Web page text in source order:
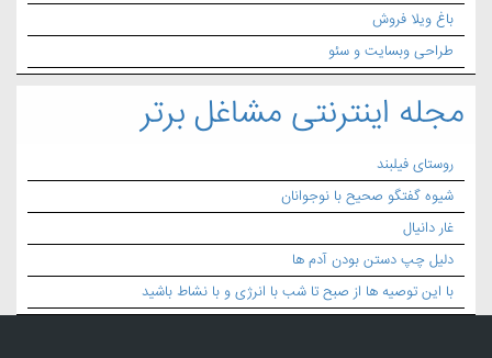
باغ ویلا فروش
طراحی وبسایت و سئو
مجله اینترنتی مشاغل برتر
روستای فیلبند
شیوه گفتگو صحیح با نوجوانان
غار دانیال
دلیل چپ دستن بودن آدم ها
با این توصیه ها از صبح تا شب با انرژی و با نشاط باشید